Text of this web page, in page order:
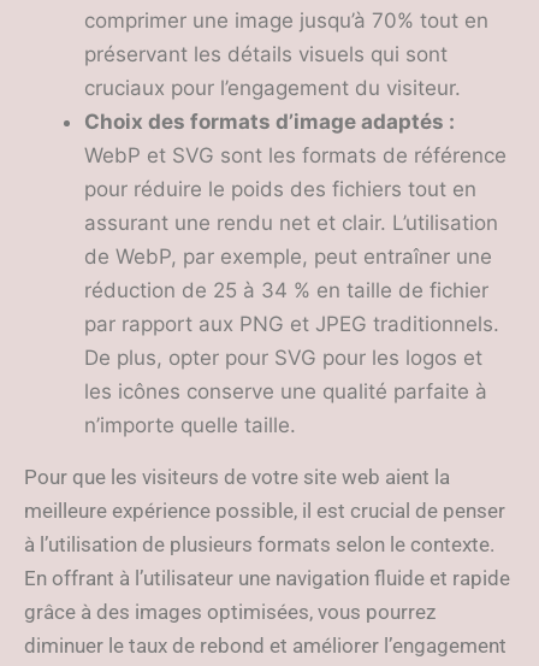
comprimer une image jusqu’à 70% tout en
préservant les détails visuels qui sont
cruciaux pour l’engagement du visiteur.
Choix des formats d’image adaptés :
WebP et SVG sont les formats de référence
pour réduire le poids des fichiers tout en
assurant une rendu net et clair. L’utilisation
de WebP, par exemple, peut entraîner une
réduction de 25 à 34 % en taille de fichier
par rapport aux PNG et JPEG traditionnels.
De plus, opter pour SVG pour les logos et
les icônes conserve une qualité parfaite à
n’importe quelle taille.
Pour que les visiteurs de votre site web aient la
meilleure expérience possible, il est crucial de penser
à l’utilisation de plusieurs formats selon le contexte.
En offrant à l’utilisateur une navigation fluide et rapide
grâce à des images optimisées, vous pourrez
diminuer le taux de rebond et améliorer l’engagement